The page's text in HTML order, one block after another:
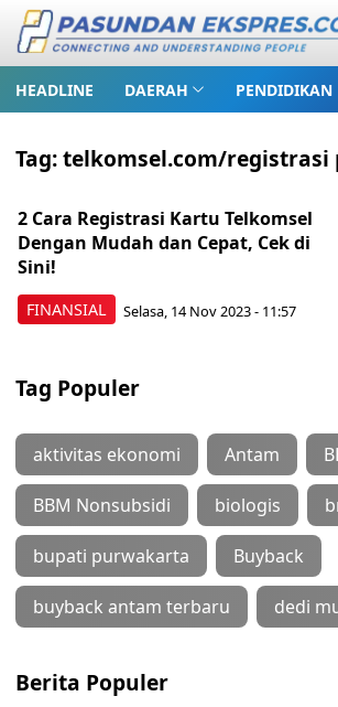
HEADLINE DAERAH PENDIDIKAN
Tag:telkomsel.com/registrasi
FINANSIAL
2 Cara Registrasi Kartu Telkomsel
Dengan Mudah dan Cepat, Cek di
Sini!
Selasa, 14 Nov 2023 - 11:57
Tag Populer
aktivitas ekonomi Antam
BBM Nonsubsidi biologis
bupati purwakarta Buyback
buyback antam terbaru dedi
Berita Populer